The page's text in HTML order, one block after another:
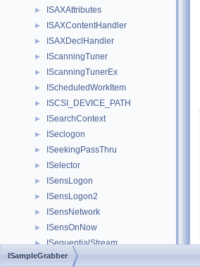
► ISAXAttributes
► ISAXContentHandler
► ISAXDeclHandler
► IScanningTuner
► IScanningTunerEx
► IScheduledWorkItem
► ISCSI_DEVICE_PATH
► ISearchContext
► ISeclogon
► ISeekingPassThru
► ISelector
► ISensLogon
► ISensLogon2
► ISensNetwork
► ISensOnNow
► ISequentialStream
► IServerSecurity
ISampleGrabber